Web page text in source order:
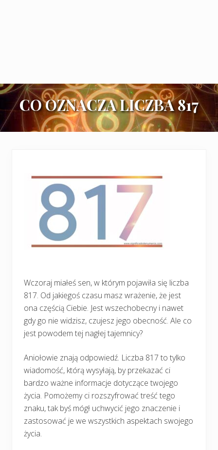
CO OZNACZA LICZBA 817
Wczoraj miałeś sen, w którym pojawiła się liczba
817. Od jakiegoś czasu masz wrażenie, że jest
ona częścią Ciebie. Jest wszechobecny i nawet
gdy go nie widzisz, czujesz jego obecność. Ale co
jest powodem tej nagłej tajemnicy?
Aniołowie znają odpowiedź. Liczba 817 to tylko
wiadomość, którą wysyłają, by przekazać ci
bardzo ważne informacje dotyczące twojego
życia. Pomożemy ci rozszyfrować treść tego
znaku, tak byś mógł uchwycić jego znaczenie i
zastosować je we wszystkich aspektach swojego
życia.